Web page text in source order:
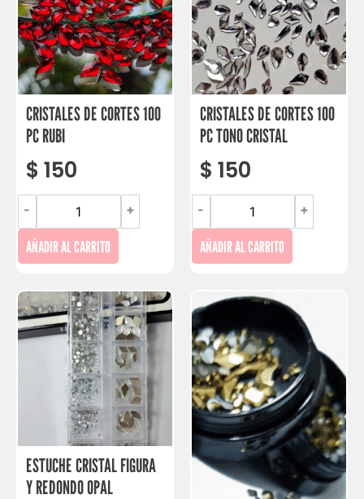
CRISTALES DE CORTES 100
PC RUBI
$ 150
- +
AÑADIR AL CARRITO
CRISTALES DE CORTES 100
PC TONO CRISTAL
$ 150
- +
AÑADIR AL CARRITO
ESTUCHE CRISTAL FIGURA
Y REDONDO OPAL